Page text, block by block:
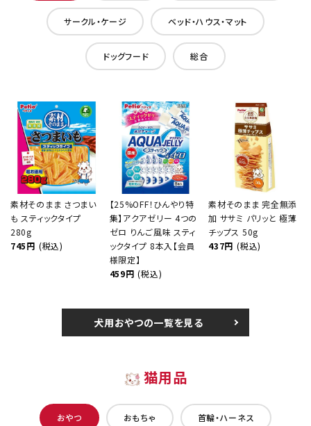
サークル・ケージ ベッド・ハウス・マット
ドッグフード 総合
素材そのまま さつまい
も スティックタイプ
280g
745円 (税込)
【25%OFF！ひんやり特
集】アクアゼリー 4つの
ゼロ りんご風味 スティ
ックタイプ 8本入【会員
様限定】
459円 (税込)
素材そのまま 完全無添
加 ササミ パリッと 極薄
チップス 50g
437円 (税込)
犬用おやつの一覧を見る
猫用品
おやつ おもちゃ 首輪・ハーネス